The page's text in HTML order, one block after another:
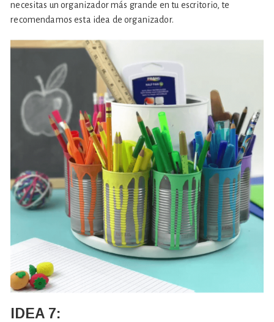
necesitas un organizador más grande en tu escritorio, te
recomendamos esta idea de organizador.
IDEA 7: